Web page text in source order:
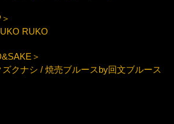
RUKO
＞
ズクナシ / 焼売ブルースby回文ブルース